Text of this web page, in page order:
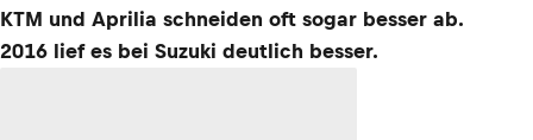
KTM und Aprilia schneiden oft sogar besser ab.
2016 lief es bei Suzuki deutlich besser.